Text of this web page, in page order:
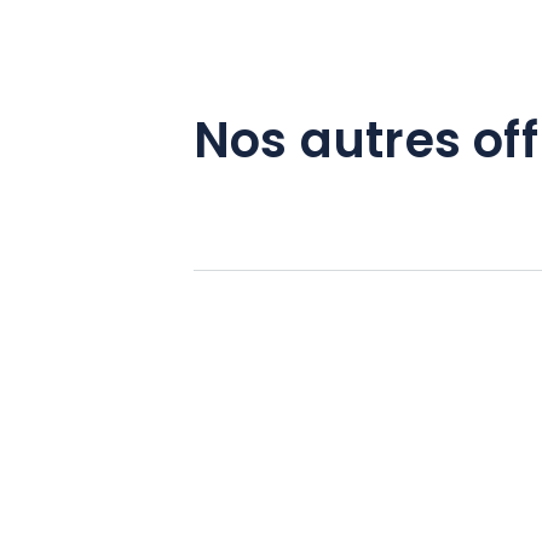
Nos autres